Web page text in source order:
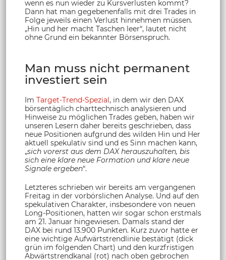
wenn es nun wieder zu Kursverlusten kommt?
Dann hat man gegebenenfalls mit drei Trades in
Folge jeweils einen Verlust hinnehmen müssen.
„Hin und her macht Taschen leer“, lautet nicht
ohne Grund ein bekannter Börsenspruch.
Man muss nicht permanent
investiert sein
Im Target-Trend-Spezial, in dem wir den DAX
börsentäglich charttechnisch analysieren und
Hinweise zu möglichen Trades geben, haben wir
unseren Lesern daher bereits geschrieben, dass
neue Positionen aufgrund des wilden Hin und Her
aktuell spekulativ sind und es Sinn machen kann,
„sich vorerst aus dem DAX herauszuhalten, bis
sich eine klare neue Formation und klare neue
Signale ergeben“.
Letzteres schrieben wir bereits am vergangenen
Freitag in der vorbörslichen Analyse. Und auf den
spekulativen Charakter, insbesondere von neuen
Long-Positionen, hatten wir sogar schon erstmals
am 21. Januar hingewiesen. Damals stand der
DAX bei rund 13.900 Punkten. Kurz zuvor hatte er
eine wichtige Aufwärtstrendlinie bestätigt (dick
grün im folgenden Chart) und den kurzfristigen
Abwärtstrendkanal (rot) nach oben gebrochen